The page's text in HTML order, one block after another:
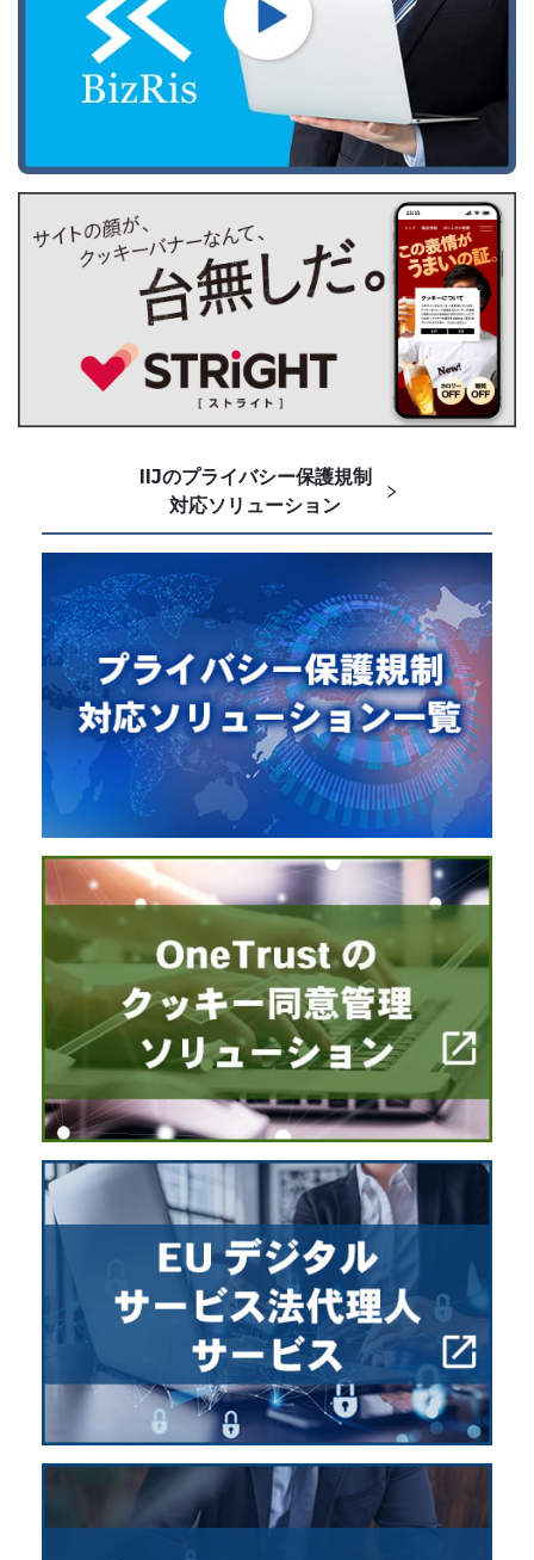
IIJのプライバシー保護規制
対応ソリューション